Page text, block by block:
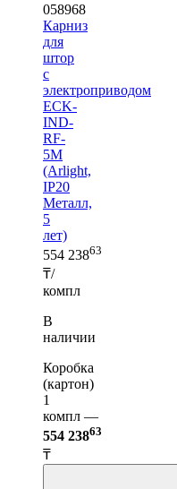
058968
Карниз
для
штор
с
электроприводом
ECK-
IND-
RF-
5M
(Arlight,
IP20
Металл,
5
лет)
554 23863
₸/
компл
В
наличии
Коробка
(картон)
1
компл —
554 23863
₸